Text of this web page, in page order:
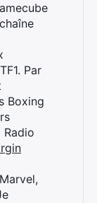
Par
Boxing